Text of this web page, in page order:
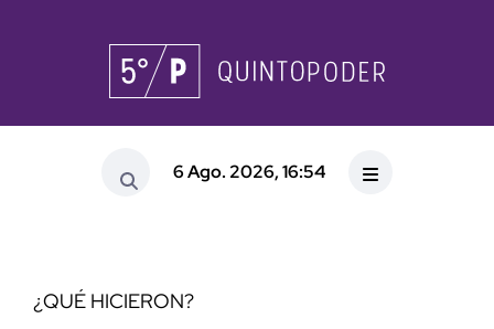
6 Ago. 2026, 16:54
¿QUÉ HICIERON?